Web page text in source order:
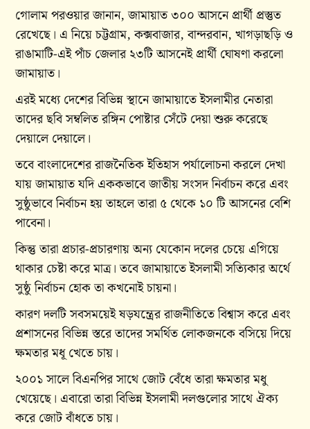
গোলাম পরওয়ার জানান, জামায়াত ৩০০ আসনে প্রার্থী প্রস্তুত
রেখেছে। এ নিয়ে চট্টগ্রাম, কক্সবাজার, বান্দরবান, খাগড়াছড়ি ও
রাঙামাটি-এই পাঁচ জেলার ২৩টি আসনেই প্রার্থী ঘোষণা করলো
জামায়াত।
এরই মধ্যে দেশের বিভিন্ন স্থানে জামায়াতে ইসলামীর নেতারা
তাদের ছবি সম্বলিত রঙ্গিন পোষ্টার সেঁটে দেয়া শুরু করেছে
দেয়ালে দেয়ালে।
তবে বাংলাদেশের রাজনৈতিক ইতিহাস পর্যালোচনা করলে দেখা
যায় জামায়াত যদি এককভাবে জাতীয় সংসদ নির্বাচন করে এবং
সুষ্ঠুভাবে নির্বাচন হয় তাহলে তারা ৫ থেকে ১০ টি আসনের বেশি
পাবেনা।
কিন্তু তারা প্রচার-প্রচারণায় অন্য যেকোন দলের চেয়ে এগিয়ে
থাকার চেষ্টা করে মাত্র। তবে জামায়াতে ইসলামী সত্যিকার অর্থে
সুষ্ঠু নির্বাচন হোক তা কখনোই চায়না।
কারণ দলটি সবসময়েই ষড়যন্ত্রের রাজনীতিতে বিশ্বাস করে এবং
প্রশাসনের বিভিন্ন স্তরে তাদের সমর্থিত লোকজনকে বসিয়ে দিয়ে
ক্ষমতার মধূ খেতে চায়।
২০০১ সালে বিএনপির সাথে জোট বেঁধে তারা ক্ষমতার মধু
খেয়েছে। এবারো তারা বিভিন্ন ইসলামী দলগুলোর সাথে ঐক্য
করে জোট বাঁধতে চায়।